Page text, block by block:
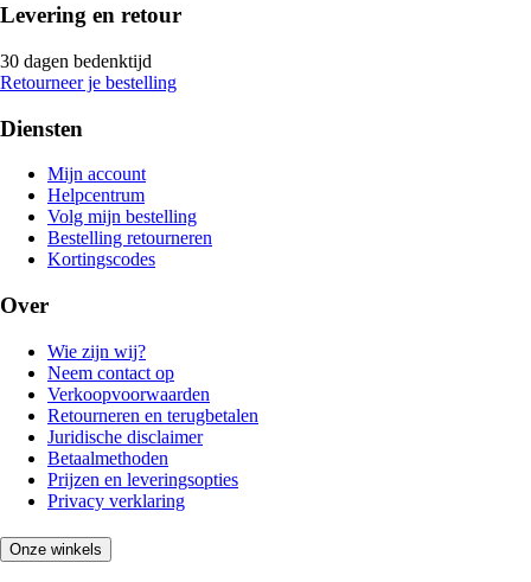
Levering en retour
30 dagen bedenktijd
Retourneer je bestelling
Diensten
Mijn account
Helpcentrum
Volg mijn bestelling
Bestelling retourneren
Kortingscodes
Over
Wie zijn wij?
Neem contact op
Verkoopvoorwaarden
Retourneren en terugbetalen
Juridische disclaimer
Betaalmethoden
Prijzen en leveringsopties
Privacy verklaring
Onze winkels